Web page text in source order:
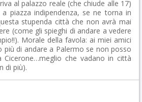
al palazzo reale (che chiude alle 17)
piazza indipendenza, se ne torna in
stupenda città che non avrà mai
(come gli spieghi di andare a vedere
Morale della favola: ai miei amici
più di andare a Palermo se non posso
che vadano in città
di più).